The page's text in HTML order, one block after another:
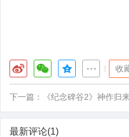
收
下一篇： 《纪念碑谷2》神作归
最新评论(1)